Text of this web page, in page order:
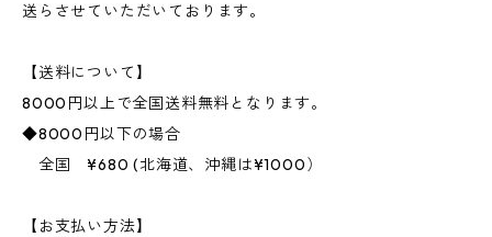
送らさせていただいております。
【送料について】
8000円以上で全国送料無料となります。
◆8000円以下の場合
全国 ¥680 (北海道、沖縄は¥1000）
【お支払い方法】